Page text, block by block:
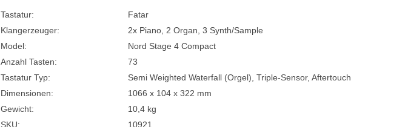
Tastatur:
Fatar
Klangerzeuger:
2x Piano, 2 Organ, 3 Synth/Sample
Model:
Nord Stage 4 Compact
Anzahl Tasten:
73
Tastatur Typ:
Semi Weighted Waterfall (Orgel), Triple-Sensor, Aftertouch
Dimensionen:
1066 x 104 x 322 mm
Gewicht:
10,4 kg
SKU:
10921